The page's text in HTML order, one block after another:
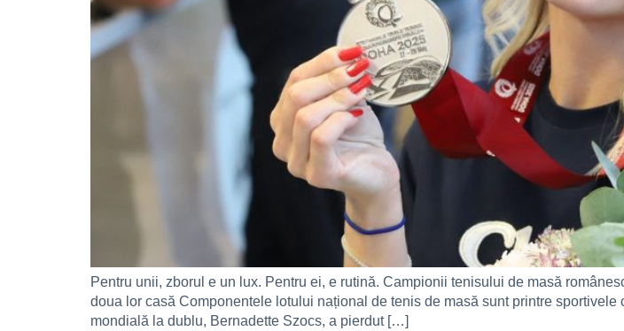
Pentru unii, zborul e un lux. Pentru ei, e rutină. Campionii tenisului de masă
doua lor casă Componentele lotului național de tenis de masă sunt printre
mondială la dublu, Bernadette Szocs, a pierdut […]